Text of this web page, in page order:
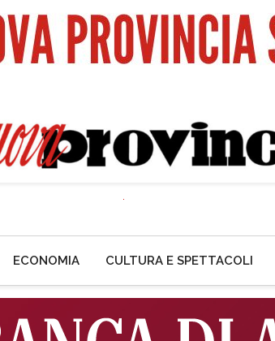
ECONOMIA CULTURA E SPETTACOLI